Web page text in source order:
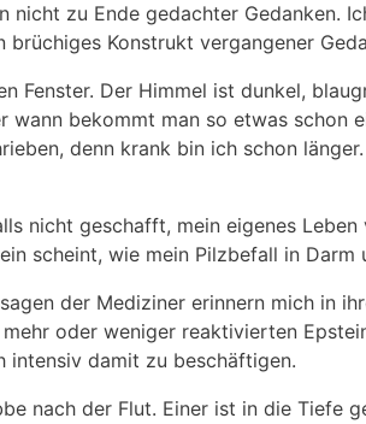
zu Ende gedachter Gedanken.
Konstrukt vergangener
Der Himmel ist dunkel,
bekommt man so etwas schon
denn krank bin ich schon
nicht geschafft, mein eigenes
scheint, wie mein Pilzbefall in Darm
der Mediziner erinnern mich in
oder weniger reaktivierten
intensiv damit zu beschäftigen.
nach der Flut. Einer ist in die Tiefe